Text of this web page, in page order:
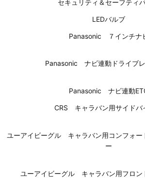
セキュリティ＆セーフティ
LEDバルブ
Panasonic ７インチナ
Panasonic ナビ連動ドライブ
Panasonic ナビ連動
CRS キャラバン用サイドバ
ユーアイビーグル キャラバン用コンフォー
ー
ユーアイビーグル キャラバン用フロン